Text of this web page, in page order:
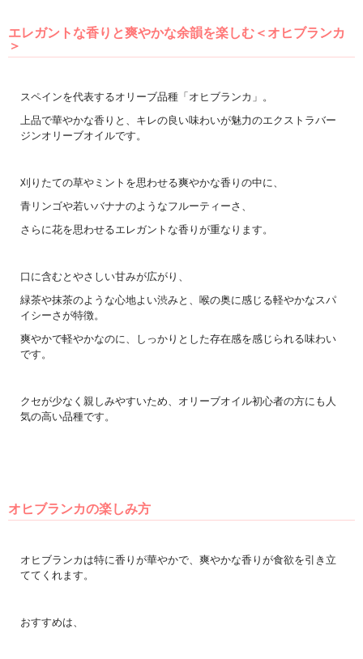
エレガントな香りと爽やかな余韻を楽しむ＜オヒブランカ
＞
スペインを代表するオリーブ品種「オヒブランカ」。
上品で華やかな香りと、キレの良い味わいが魅力のエクストラバー
ジンオリーブオイルです。
刈りたての草やミントを思わせる爽やかな香りの中に、
青リンゴや若いバナナのようなフルーティーさ、
さらに花を思わせるエレガントな香りが重なります。
口に含むとやさしい甘みが広がり、
緑茶や抹茶のような心地よい渋みと、喉の奥に感じる軽やかなスパ
イシーさが特徴。
爽やかで軽やかなのに、しっかりとした存在感を感じられる味わい
です。
クセが少なく親しみやすいため、オリーブオイル初心者の方にも人
気の高い品種です。
オヒブランカの楽しみ方
オヒブランカは特に香りが華やかで、爽やかな香りが食欲を引き立
ててくれます。
おすすめは、